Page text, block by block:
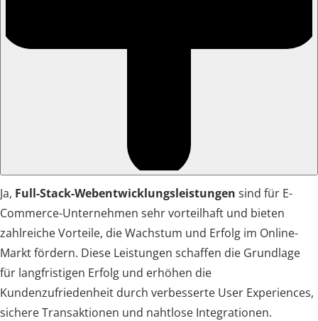
Ja, Full-Stack-Webentwicklungsleistungen sind für E-
Commerce-Unternehmen sehr vorteilhaft und bieten
zahlreiche Vorteile, die Wachstum und Erfolg im Online-
Markt fördern. Diese Leistungen schaffen die Grundlage
für langfristigen Erfolg und erhöhen die
Kundenzufriedenheit durch verbesserte User Experiences,
sichere Transaktionen und nahtlose Integrationen.